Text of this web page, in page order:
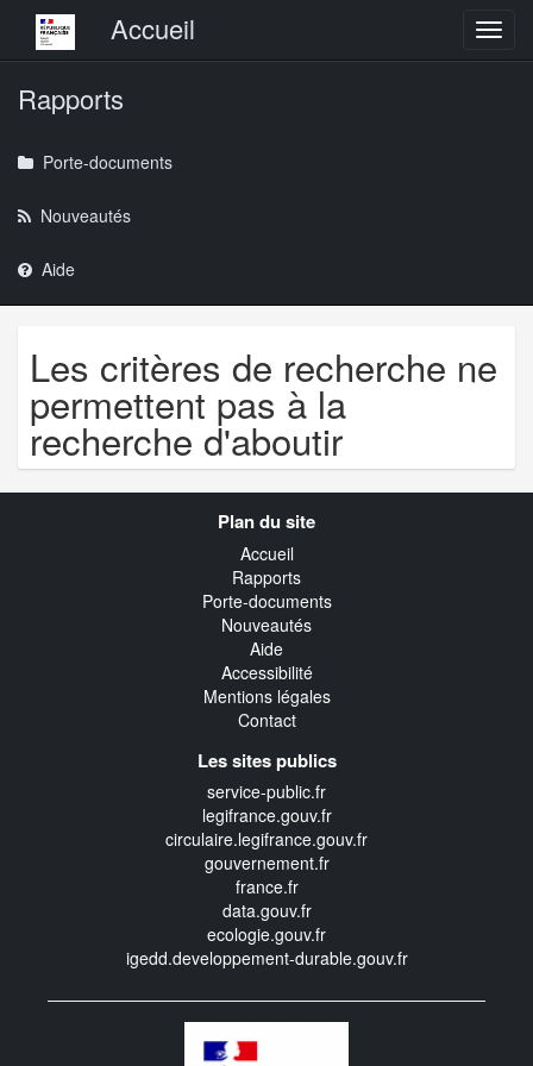
Menu principalAccueil
Rapports
Porte-documents
Nouveautés
Aide
Les critères de recherche ne
permettent pas à la
recherche d'aboutir
Plan du site
Accueil
Rapports
Porte-documents
Nouveautés
Aide
Accessibilité
Mentions légales
Contact
Les sites publics
service-public.fr
legifrance.gouv.fr
circulaire.legifrance.gouv.fr
gouvernement.fr
france.fr
data.gouv.fr
ecologie.gouv.fr
igedd.developpement-durable.gouv.fr